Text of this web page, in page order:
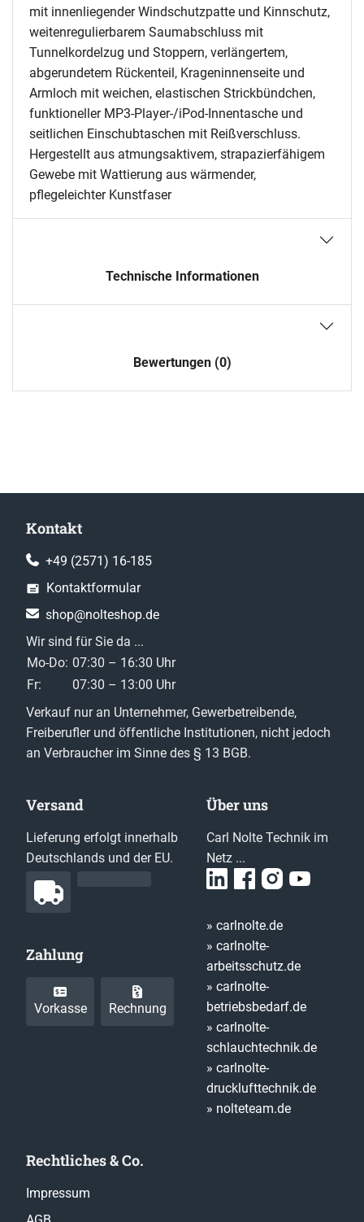
mit innenliegender Windschutzpatte und Kinnschutz,
weitenregulierbarem Saumabschluss mit
Tunnelkordelzug und Stoppern, verlängertem,
abgerundetem Rückenteil, Krageninnenseite und
Armloch mit weichen, elastischen Strickbündchen,
funktioneller MP3-Player-/iPod-Innentasche und
seitlichen Einschubtaschen mit Reißverschluss.
Hergestellt aus atmungsaktivem, strapazierfähigem
Gewebe mit Wattierung aus wärmender,
pflegeleichter Kunstfaser
Technische Informationen
Bewertungen (0)
Kontakt
+49 (2571) 16-185
Kontaktformular
shop@nolteshop.de
Wir sind für Sie da ...
Mo-Do: 07:30 – 16:30 Uhr
Fr:
07:30 – 13:00 Uhr
Verkauf nur an Unternehmer, Gewerbetreibende,
Freiberufler und öffentliche Institutionen, nicht jedoch
an Verbraucher im Sinne des § 13 BGB.
Versand
Lieferung erfolgt innerhalb
Deutschlands und der EU.
Zahlung
Vorkasse Rechnung
Über uns
Carl Nolte Technik im
Netz ...
» carlnolte.de
» carlnolte-
arbeitsschutz.de
» carlnolte-
betriebsbedarf.de
» carlnolte-
schlauchtechnik.de
» carlnolte-
drucklufttechnik.de
» nolteteam.de
Rechtliches & Co.
Impressum